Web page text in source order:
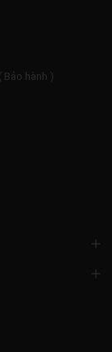
Bảo hành )